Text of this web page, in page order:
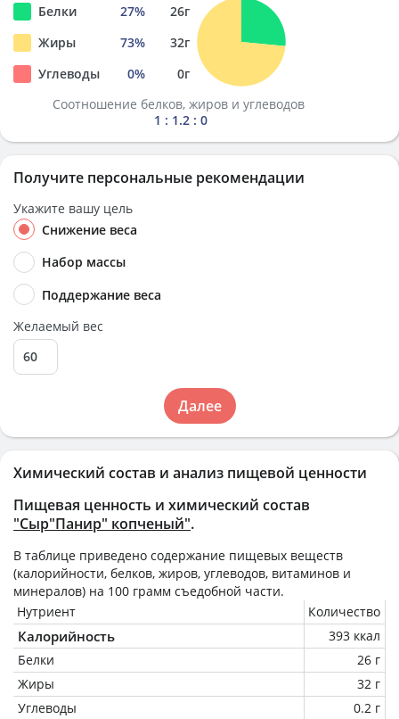
Химический состав и анализ пищевой ценности
Пищевая ценность и химический состав
"Cыр"Панир" копченый".
В таблице приведено содержание пищевых веществ
(калорийности, белков, жиров, углеводов, витаминов и
минералов) на 100 грамм съедобной части.
Нутриент
Количество
Калорийность
393 ккал
Белки
26 г
Жиры
32 г
Углеводы
0.2 г
Белки 27% 26г
Жиры
73% 32г
Углеводы
0% 0г
Соотношение белков, жиров и углеводов
1 : 1.2 : 0
Получите персональные рекомендации
Укажите вашу цель
Снижение веса
Набор массы
Поддержание веса
Желаемый вес
Далее